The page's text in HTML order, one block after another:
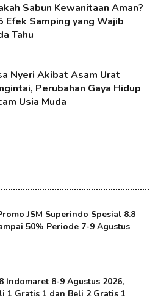
Sabun Kewanitaan Aman?
Efek Samping yang Wajib
Tahu
Nyeri Akibat Asam Urat
Perubahan Gaya Hidup
Usia Muda
JSM Superindo Spesial 8.8
50% Periode 7-9 Agustus
Indomaret 8-9 Agustus 2026,
1 Gratis 1 dan Beli 2 Gratis 1